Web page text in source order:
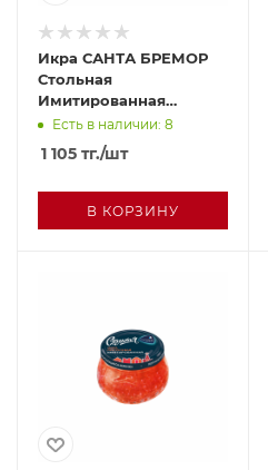
Икра САНТА БРЕМОР
Стольная
Имитированная
лососевая 230г с/б
Есть в наличии: 8
1 105 тг./шт
В КОРЗИНУ